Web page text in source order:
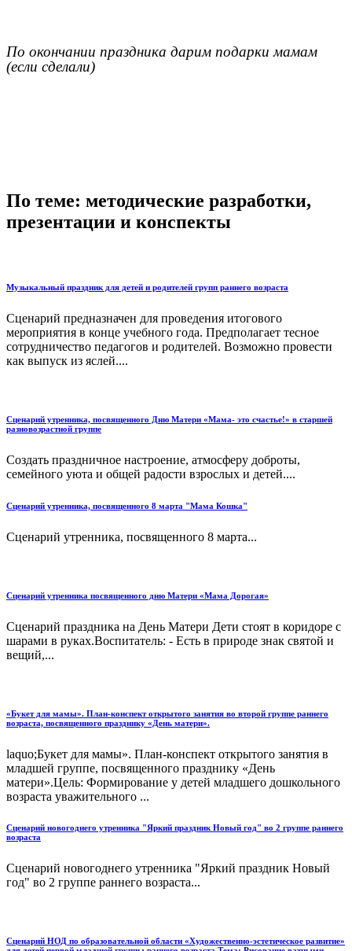
По окончании праздника дарим подарки мамам
(если сделали)
По теме: методические разработки,
презентации и конспекты
Музыкальный праздник для детей и родителей групп раннего возраста
Сценарий предназначен для проведения итогового
мероприятия в конце учебного года. Предполагает тесное
сотрудничество педагогов и родителей. Возможно провести
как выпуск из яслей....
Сценарий утренника, посвященного Дню Матери «Мама- это счастье!» в старшей
разновозрастной группе
Создать праздничное настроение, атмосферу доброты,
семейного уюта и общей радости взрослых и детей....
Сценарий утренника, посвященного 8 марта "Мама Кошка"
Сценарий утренника, посвященного 8 марта...
Сценарий утренника посвященного дню Матери «Мама Дорогая»
Сценарий праздника на День Матери Дети стоят в коридоре с
шарами в руках.Воспитатель: - Есть в природе знак святой и
вещий,...
«Букет для мамы». План-конспект открытого занятия во второй группе раннего
возраста, посвященного празднику «День матери».
laquo;Букет для мамы». План-конспект открытого занятия в
младшей группе, посвященного празднику «День
матери».Цель: Формирование у детей младшего дошкольного
возраста уважительного ...
Сценарий новогоднего утренника "Яркий праздник Новый год" во 2 группе раннего
возраста
Сценарий новогоднего утренника "Яркий праздник Новый
год" во 2 группе раннего возраста...
Сценарий НОД по образовательной области «Художественно-эстетическое развитие»